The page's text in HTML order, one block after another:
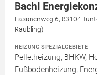
Bachl
Fasanenweg 6, 83104
Raubling)
HEIZUNG SPEZIALGEBIETE
Pelletheizung, BHKW,
Fußbodenheizung,